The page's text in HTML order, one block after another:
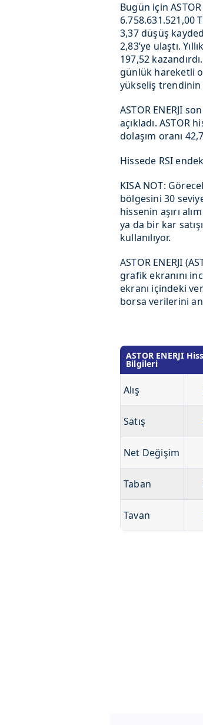
Bugün için
6.758.631.521,00
3,37 düşüş
2,83’ye ulaştı.
197,52
günlük hareketli
yükseliş
ASTOR ENERJI
açıkladı.
dolaşım oranı
Hissede RSI
KISA NOT:
bölgesini 30
hissenin aşırı
ya da bir kar
kullanılıyor.
ASTOR ENERJI
grafik ekranını
ekranı içindeki
borsa verilerini
ASTOR ENERJI
Bilgileri
Alış
Satış
Net Değişim
Taban
Tavan